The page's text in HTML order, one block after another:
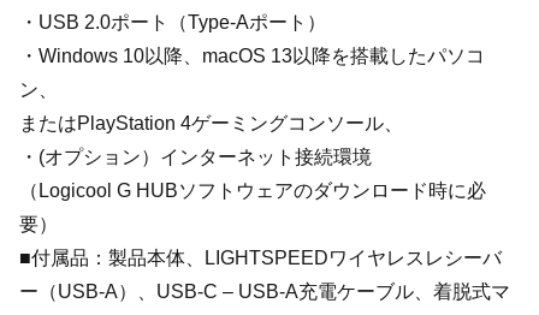
・USB 2.0ポート（Type-Aポート）
・Windows 10以降、macOS 13以降を搭載したパソコ
ン、
またはPlayStation 4ゲーミングコンソール、
・(オプション）インターネット接続環境
（Logicool G HUBソフトウェアのダウンロード時に必
要）
■付属品：製品本体、LIGHTSPEEDワイヤレスレシーバ
ー（USB-A）、USB-C – USB-A充電ケーブル、着脱式マ